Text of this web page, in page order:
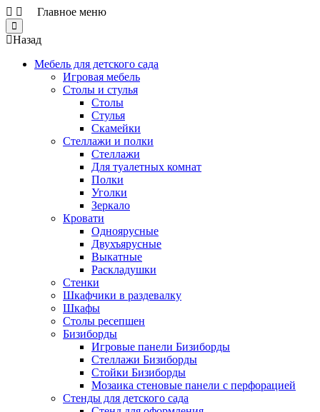
Главное меню
Close
Назад
Мебель для детского сада
Игровая мебель
Столы и стулья
Столы
Стулья
Скамейки
Стеллажи и полки
Стеллажи
Для туалетных комнат
Полки
Уголки
Зеркало
Кровати
Одноярусные
Двухъярусные
Выкатные
Раскладушки
Стенки
Шкафчики в раздевалку
Шкафы
Столы ресепшен
Бизиборды
Игровые панели Бизиборды
Стеллажи Бизиборды
Стойки Бизиборды
Мозаика стеновые панели с перфорацией
Стенды для детского сада